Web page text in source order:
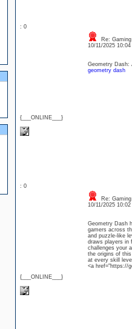
: 0
{___ONLINE___}
Re: Gaming
10/11/2025
Geometry Dash:
geometry dash
: 0
{___ONLINE___}
Re: Gaming
10/11/2025
Geometry Dash
gamers across
and puzzle-like
draws players in
challenges your
the origins of
at every skill
<a href="https://